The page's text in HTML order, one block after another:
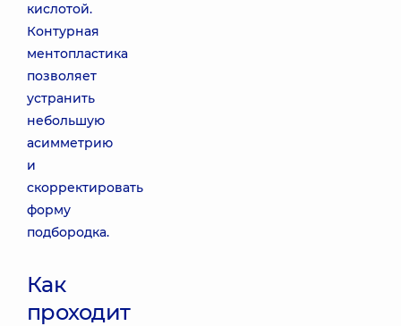
кислотой.
Контурная
ментопластика
позволяет
устранить
небольшую
асимметрию
и
скорректировать
форму
подбородка.
Как
проходит